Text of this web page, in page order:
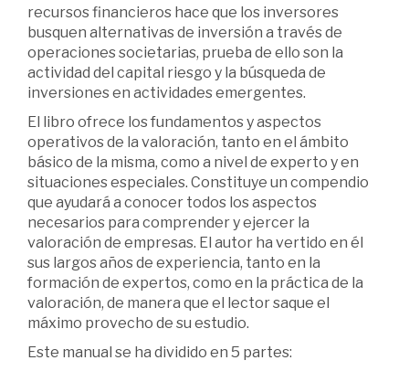
recursos financieros hace que los inversores
busquen alternativas de inversión a través de
operaciones societarias, prueba de ello son la
actividad del capital riesgo y la búsqueda de
inversiones en actividades emergentes.
El libro ofrece los fundamentos y aspectos
operativos de la valoración, tanto en el ámbito
básico de la misma, como a nivel de experto y en
situaciones especiales. Constituye un compendio
que ayudará a conocer todos los aspectos
necesarios para comprender y ejercer la
valoración de empresas. El autor ha vertido en él
sus largos años de experiencia, tanto en la
formación de expertos, como en la práctica de la
valoración, de manera que el lector saque el
máximo provecho de su estudio.
Este manual se ha dividido en 5 partes: